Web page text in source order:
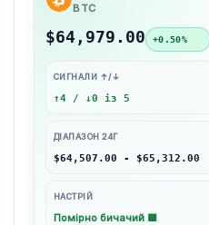
BTC
$64,979.00 +0.50%
СИГНАЛИ ↑/↓
↑4 / ↓0 із 5
ДІАПАЗОН 24Г
$64,507.00 - $65,312.00
НАСТРІЙ
Помірно бичачий 🟩